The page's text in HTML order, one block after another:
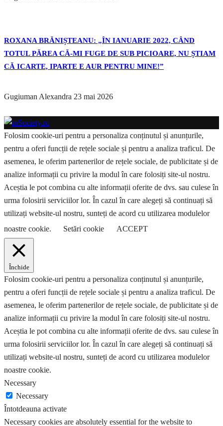
ROXANA BRĂNIȘTEANU: „ÎN IANUARIE 2022, CÂND
TOTUL PĂREA CĂ-MI FUGE DE SUB PICIOARE, NU ȘTIAM
CĂ ICARTE, IPARTE E AUR PENTRU MINE!”
Gugiuman Alexandra 23 mai 2026
Folosim cookie-uri pentru a personaliza conținutul și anunțurile,
pentru a oferi funcții de rețele sociale și pentru a analiza traficul. De
asemenea, le oferim partenerilor de rețele sociale, de publicitate și de
analize informații cu privire la modul în care folosiți site-ul nostru.
Aceștia le pot combina cu alte informații oferite de dvs. sau culese în
urma folosirii serviciilor lor. În cazul în care alegeți să continuați să
utilizați website-ul nostru, sunteți de acord cu utilizarea modulelor
noastre cookie.
Setări cookie ACCEPT
Închide
Folosim cookie-uri pentru a personaliza conținutul și anunțurile,
pentru a oferi funcții de rețele sociale și pentru a analiza traficul. De
asemenea, le oferim partenerilor de rețele sociale, de publicitate și de
analize informații cu privire la modul în care folosiți site-ul nostru.
Aceștia le pot combina cu alte informații oferite de dvs. sau culese în
urma folosirii serviciilor lor. În cazul în care alegeți să continuați să
utilizați website-ul nostru, sunteți de acord cu utilizarea modulelor
noastre cookie.
Necessary
Necessary
Întotdeauna activate
Necessary cookies are absolutely essential for the website to